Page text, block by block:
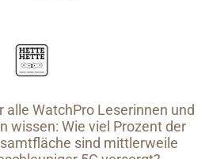
WatchPro Leserinnen und
wissen: Wie viel Prozent der
sind mittlerweile